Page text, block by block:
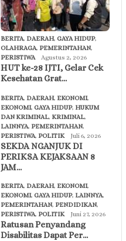
BERITA, DAERAH, GAYA HIDUP,
OLAHRAGA, PEMERINTAHAN,
PERISTIWA
Agustus 2, 2026
HUT ke-28 IJTI, Gelar Cek
Kesehatan Grat…
BERITA, DAERAH, EKONOMI,
EKONOMI, GAYA HIDUP, HUKUM
DAN KRIMINAL, KRIMINAL,
LAINNYA, PEMERINTAHAN,
PERISTIWA, POLITIK Juli 6, 2026
SEKDA NGANJUK DI
PERIKSA KEJAKSAAN 8
JAM…
BERITA, DAERAH, EKONOMI,
EKONOMI, GAYA HIDUP, LAINNYA,
PEMERINTAHAN, PENDIDIKAN,
PERISTIWA, POLITIK Juni 27, 2026
Ratusan Penyandang
Disabilitas Dapat Per…